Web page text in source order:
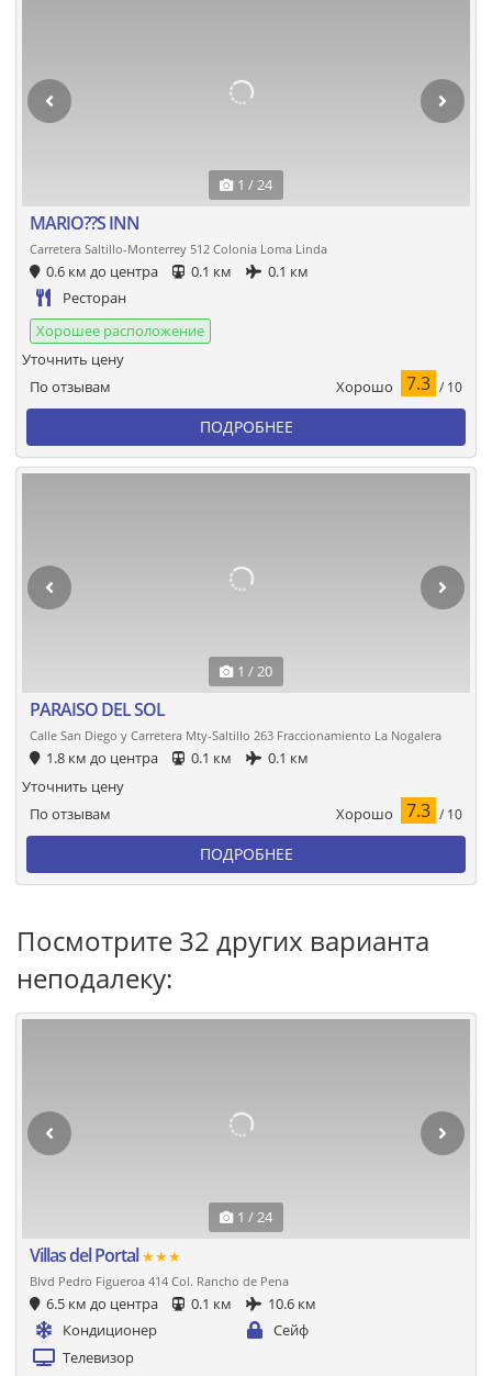
1 / 24
MARIO??S INN
Carretera Saltillo-Monterrey 512 Colonia Loma Linda
0.6 км до центра 0.1 км
0.1 км
Ресторан
Хорошее расположение
По отзывам Хорошо 7.3 / 10
Уточнить цену
ПОДРОБНЕЕ
1 / 20
PARAISO DEL SOL
Calle San Diego y Carretera Mty-Saltillo 263 Fraccionamiento La Nogalera
1.8 км до центра 0.1 км 0.1 км
По отзывам Хорошо 7.3 / 10
Уточнить цену
ПОДРОБНЕЕ
Посмотрите 32 других варианта
неподалеку:
1 / 24
Villas del Portal★★★
Blvd Pedro Figueroa 414 Col. Rancho de Pena
6.5 км до центра 0.1 км
10.6 км
Кондиционер
Сейф
Телевизор